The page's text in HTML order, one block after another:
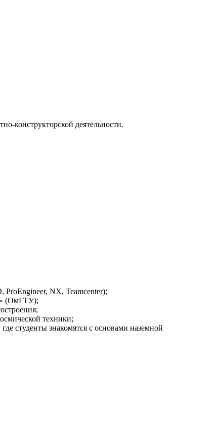
конструкторской деятельности.
ProEngineer, NX, Teamcenter);
(ОмГТУ);
техники;
студенты знакомятся с основами наземной